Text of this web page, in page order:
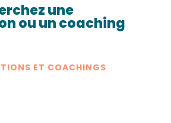
une
ou un coaching
ET COACHINGS